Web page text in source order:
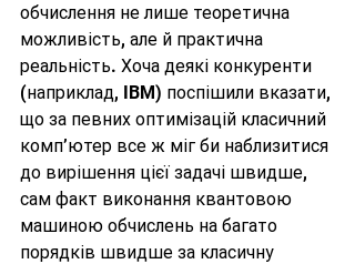
обчислення не лише теоретична
можливість, але й практична
реальність. Хоча деякі конкуренти
(наприклад, IBM) поспішили вказати,
що за певних оптимізацій класичний
комп’ютер все ж міг би наблизитися
до вирішення цієї задачі швидше,
сам факт виконання квантовою
машиною обчислень на багато
порядків швидше за класичну